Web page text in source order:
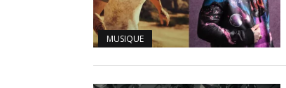
MUSIQUE